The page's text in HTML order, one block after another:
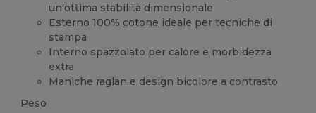
un'ottima stabilità dimensionale
Esterno 100% cotone ideale per tecniche di
stampa
Interno spazzolato per calore e morbidezza
extra
Maniche raglan e design bicolore a contrasto
Peso